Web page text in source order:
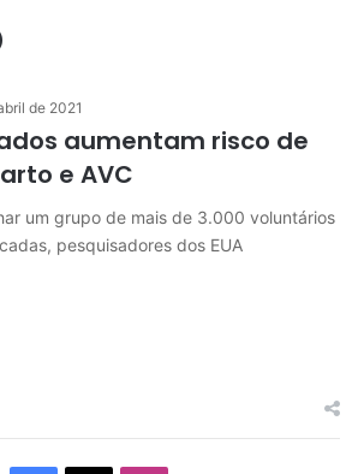
de 2021
aumentam risco de
e AVC
um grupo de mais de 3.000 voluntários
pesquisadores dos EUA